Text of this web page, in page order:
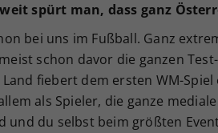
spürt man, dass ganz
bei uns im Fußball. Ganz
schon davor die ganzen
fiebert dem ersten WM-
als Spieler, die ganze
und du selbst beim größten